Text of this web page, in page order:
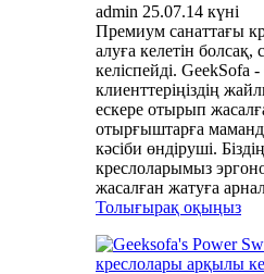
admin 25.07.14 күні
Премиум санаттағы
алуға келетін болсақ,
келіспейді. GeekSofa -
клиенттеріңіздің
ескере отырып
отырғыштарға
кәсіби өндіруші.
креслоларымыз
жасалған жатуға
Толығырақ оқыңыз